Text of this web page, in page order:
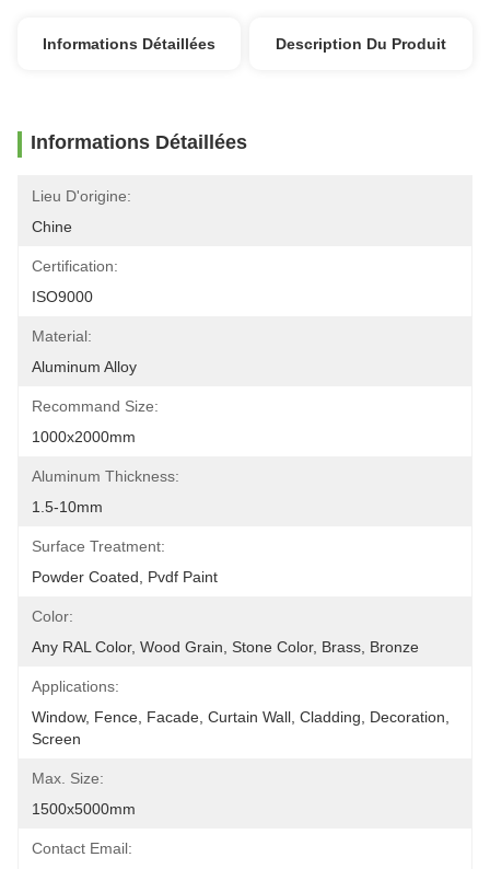
Informations Détaillées Description Du Produit
Informations Détaillées
Lieu D'origine:
Chine
Certification:
ISO9000
Material:
Aluminum Alloy
Recommand Size:
1000x2000mm
Aluminum Thickness:
1.5-10mm
Surface Treatment:
Powder Coated, Pvdf Paint
Color:
Any RAL Color, Wood Grain, Stone Color, Brass, Bronze
Applications:
Window, Fence, Facade, Curtain Wall, Cladding, Decoration,
Screen
Max. Size:
1500x5000mm
Contact Email: